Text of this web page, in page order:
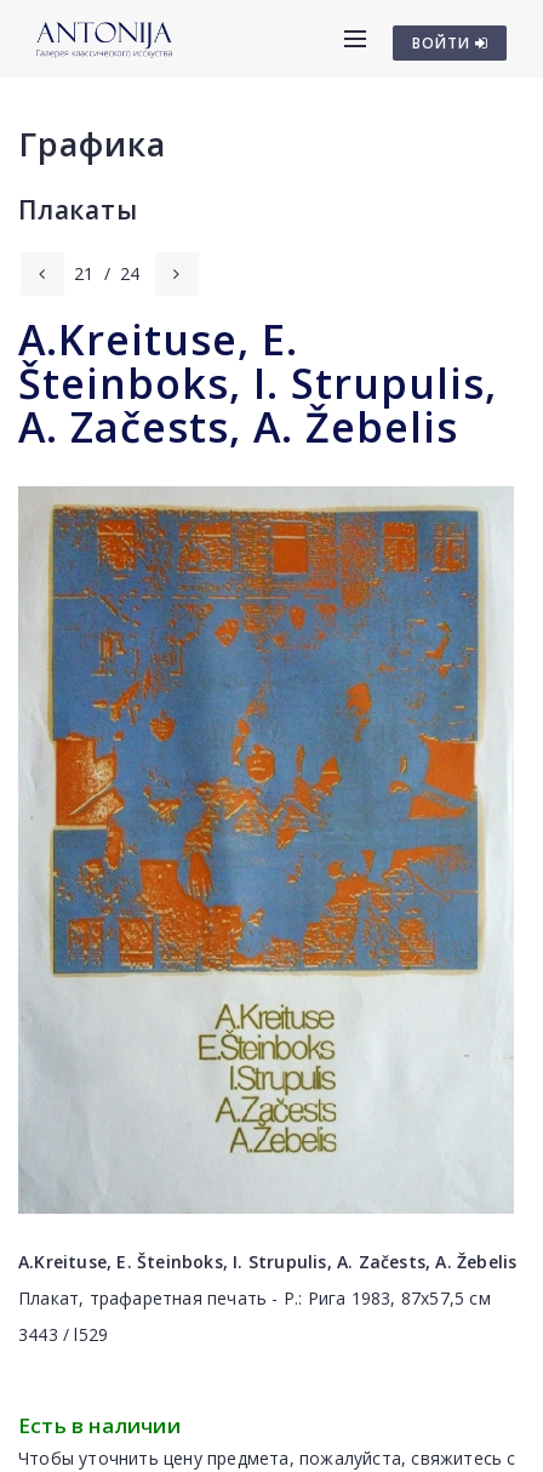
ВОЙТИ
Графика
Плакаты
21 / 24
A.Kreituse, E.
Šteinboks, I. Strupulis,
A. Začests, A. Žebelis
A.Kreituse, E. Šteinboks, I. Strupulis, A. Začests, A. Žebelis
Плакат, трафаретная печать - Р.: Рига 1983, 87x57,5 см
3443 / l529
Есть в наличии
Чтобы уточнить цену предмета, пожалуйста, свяжитесь с